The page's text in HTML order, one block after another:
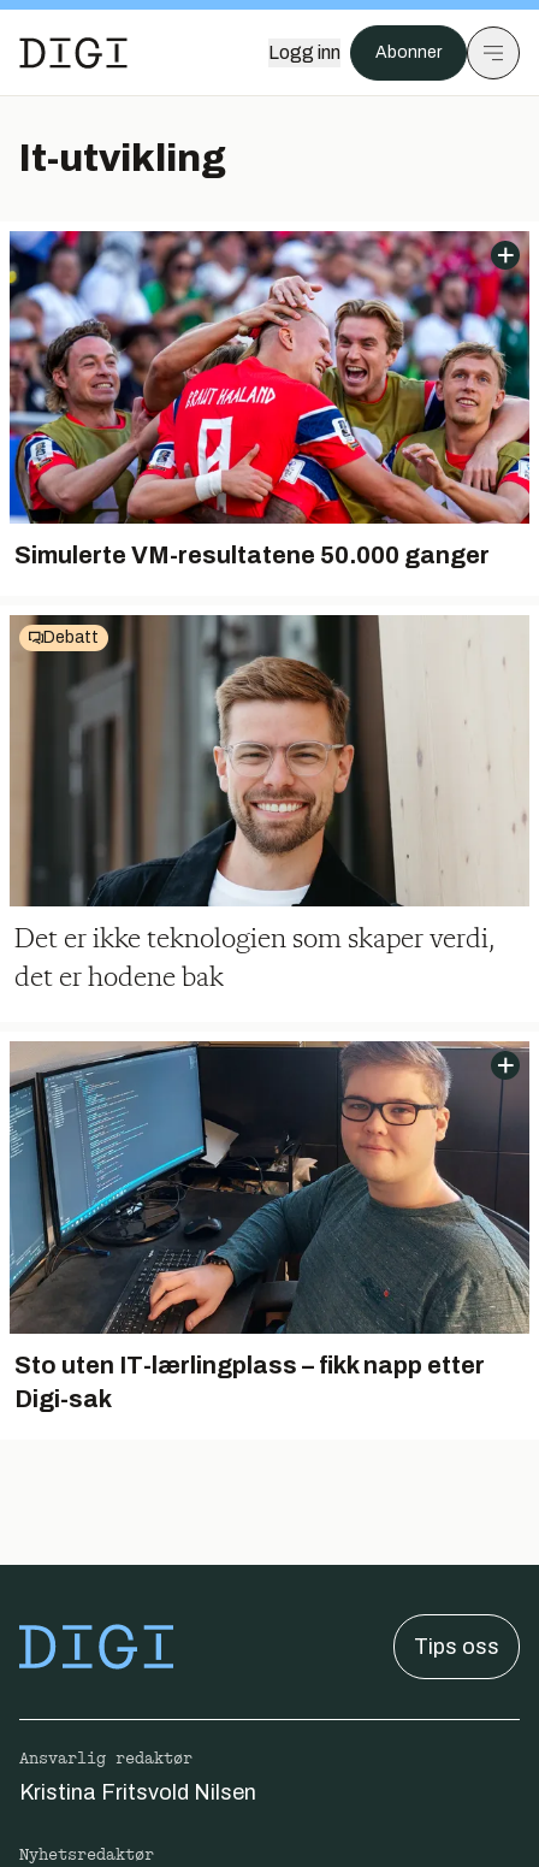
Logg inn Abonner
It-utvikling
Simulerte VM-resultatene 50.000 ganger
Debatt
Det er ikke teknologien som skaper verdi,
det er hodene bak
Sto uten IT-lærlingplass – fikk napp etter
Digi-sak
Tips oss
Ansvarlig redaktør
Kristina Fritsvold Nilsen
Nyhetsredaktør